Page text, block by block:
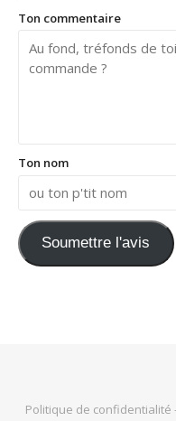
Ton commentaire
Ton nom
Soumettre l'avis
Politique de confidentialité